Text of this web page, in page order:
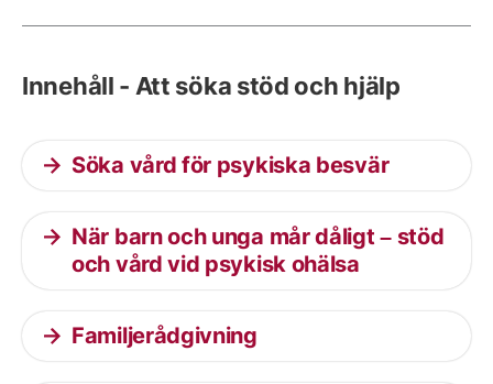
Innehåll - Att söka stöd och hjälp
Söka vård för psykiska besvär
När barn och unga mår dåligt – stöd
och vård vid psykisk ohälsa
Familjerådgivning